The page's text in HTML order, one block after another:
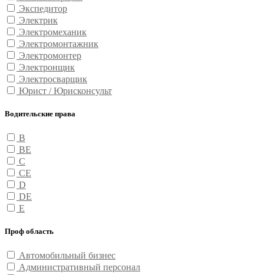
Экспедитор
Электрик
Электромеханик
Электромонтажник
Электромонтер
Электронщик
Электросварщик
Юрист / Юрисконсульт
Водительские права
B
BE
C
CE
D
DE
E
Проф область
Автомобильный бизнес
Административный персонал